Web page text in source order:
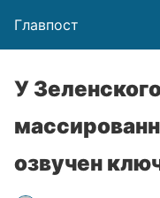
Главпост
У
озвучен